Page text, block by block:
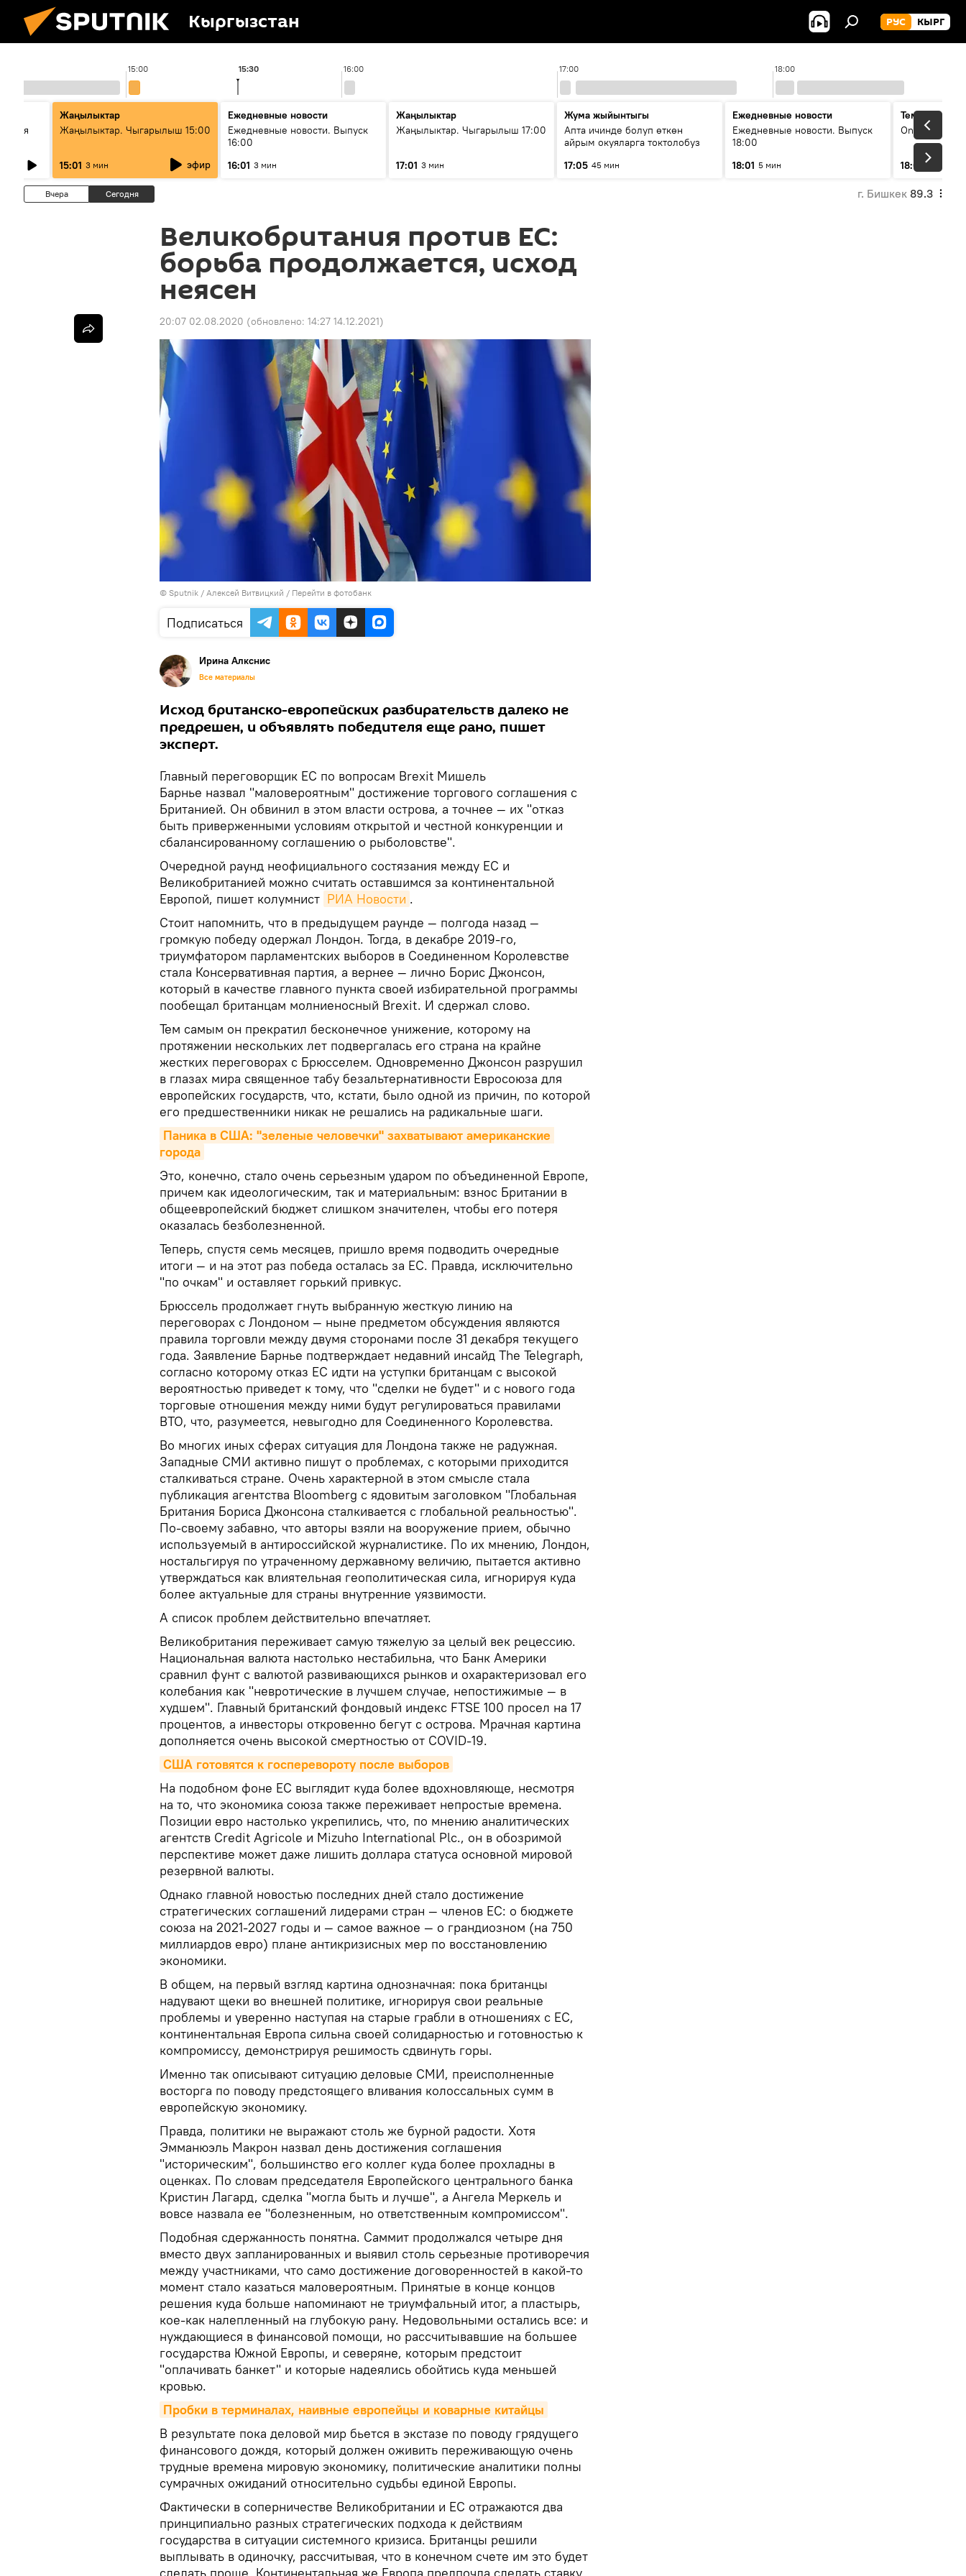
Кыргызстан РУС КЫРГ
15:00 16:00 17:00 18:00
15:30
Жаңылыктар
Жаңылыктар. Чыгарылыш 15:00
15:01 3 мин эфир
Ежедневные новости
Ежедневные новости. Выпуск
16:00
16:01 3 мин
Жаңылыктар
Жаңылыктар. Чыгарылыш 17:00
17:01 3 мин
Жума жыйынтыгы
Апта ичинде болуп өткөн
айрым окуяларга токтолобуз
17:05 45 мин
Ежедневные новости
Ежедневные новости. Выпуск
18:00
18:01 5 мин
Тема дня
On air
18:07
Вчера Сегодня г. Бишкек 89.3
Великобритания против ЕС:
борьба продолжается, исход
неясен
20:07 02.08.2020 (обновлено: 14:27 14.12.2021)
© Sputnik / Алексей Витвицкий / Перейти в фотобанк
Подписаться
Ирина Алкснис
Все материалы
Исход британско-европейских разбирательств далеко не
предрешен, и объявлять победителя еще рано, пишет
эксперт.
Главный переговорщик ЕС по вопросам Brexit Мишель
Барнье назвал "маловероятным" достижение торгового соглашения с
Британией. Он обвинил в этом власти острова, а точнее — их "отказ
быть приверженными условиям открытой и честной конкуренции и
сбалансированному соглашению о рыболовстве".
Очередной раунд неофициального состязания между ЕС и
Великобританией можно считать оставшимся за континентальной
Европой, пишет колумнист РИА Новости .
Стоит напомнить, что в предыдущем раунде — полгода назад —
громкую победу одержал Лондон. Тогда, в декабре 2019-го,
триумфатором парламентских выборов в Соединенном Королевстве
стала Консервативная партия, а вернее — лично Борис Джонсон,
который в качестве главного пункта своей избирательной программы
пообещал британцам молниеносный Brexit. И сдержал слово.
Тем самым он прекратил бесконечное унижение, которому на
протяжении нескольких лет подвергалась его страна на крайне
жестких переговорах с Брюсселем. Одновременно Джонсон разрушил
в глазах мира священное табу безальтернативности Евросоюза для
европейских государств, что, кстати, было одной из причин, по которой
его предшественники никак не решались на радикальные шаги.
Паника в США: "зеленые человечки" захватывают американские
города
Это, конечно, стало очень серьезным ударом по объединенной Европе,
причем как идеологическим, так и материальным: взнос Британии в
общеевропейский бюджет слишком значителен, чтобы его потеря
оказалась безболезненной.
Теперь, спустя семь месяцев, пришло время подводить очередные
итоги — и на этот раз победа осталась за ЕС. Правда, исключительно
"по очкам" и оставляет горький привкус.
Брюссель продолжает гнуть выбранную жесткую линию на
переговорах с Лондоном — ныне предметом обсуждения являются
правила торговли между двумя сторонами после 31 декабря текущего
года. Заявление Барнье подтверждает недавний инсайд The Telegraph,
согласно которому отказ ЕС идти на уступки британцам с высокой
вероятностью приведет к тому, что "сделки не будет" и с нового года
торговые отношения между ними будут регулироваться правилами
ВТО, что, разумеется, невыгодно для Соединенного Королевства.
Во многих иных сферах ситуация для Лондона также не радужная.
Западные СМИ активно пишут о проблемах, с которыми приходится
сталкиваться стране. Очень характерной в этом смысле стала
публикация агентства Bloomberg с ядовитым заголовком "Глобальная
Британия Бориса Джонсона сталкивается с глобальной реальностью".
По-своему забавно, что авторы взяли на вооружение прием, обычно
используемый в антироссийской журналистике. По их мнению, Лондон,
ностальгируя по утраченному державному величию, пытается активно
утверждаться как влиятельная геополитическая сила, игнорируя куда
более актуальные для страны внутренние уязвимости.
А список проблем действительно впечатляет.
Великобритания переживает самую тяжелую за целый век рецессию.
Национальная валюта настолько нестабильна, что Банк Америки
сравнил фунт с валютой развивающихся рынков и охарактеризовал его
колебания как "невротические в лучшем случае, непостижимые — в
худшем". Главный британский фондовый индекс FTSE 100 просел на 17
процентов, а инвесторы откровенно бегут с острова. Мрачная картина
дополняется очень высокой смертностью от COVID-19.
США готовятся к госперевороту после выборов
На подобном фоне ЕС выглядит куда более вдохновляюще, несмотря
на то, что экономика союза также переживает непростые времена.
Позиции евро настолько укрепились, что, по мнению аналитических
агентств Credit Agricole и Mizuho International Plc., он в обозримой
перспективе может даже лишить доллара статуса основной мировой
резервной валюты.
Однако главной новостью последних дней стало достижение
стратегических соглашений лидерами стран — членов ЕС: о бюджете
союза на 2021-2027 годы и — самое важное — о грандиозном (на 750
миллиардов евро) плане антикризисных мер по восстановлению
экономики.
В общем, на первый взгляд картина однозначная: пока британцы
надувают щеки во внешней политике, игнорируя свои реальные
проблемы и уверенно наступая на старые грабли в отношениях с ЕС,
континентальная Европа сильна своей солидарностью и готовностью к
компромиссу, демонстрируя решимость сдвинуть горы.
Именно так описывают ситуацию деловые СМИ, преисполненные
восторга по поводу предстоящего вливания колоссальных сумм в
европейскую экономику.
Правда, политики не выражают столь же бурной радости. Хотя
Эмманюэль Макрон назвал день достижения соглашения
"историческим", большинство его коллег куда более прохладны в
оценках. По словам председателя Европейского центрального банка
Кристин Лагард, сделка "могла быть и лучше", а Ангела Меркель и
вовсе назвала ее "болезненным, но ответственным компромиссом".
Подобная сдержанность понятна. Саммит продолжался четыре дня
вместо двух запланированных и выявил столь серьезные противоречия
между участниками, что само достижение договоренностей в какой-то
момент стало казаться маловероятным. Принятые в конце концов
решения куда больше напоминают не триумфальный итог, а пластырь,
кое-как налепленный на глубокую рану. Недовольными остались все: и
нуждающиеся в финансовой помощи, но рассчитывавшие на большее
государства Южной Европы, и северяне, которым предстоит
"оплачивать банкет" и которые надеялись обойтись куда меньшей
кровью.
Пробки в терминалах, наивные европейцы и коварные китайцы
В результате пока деловой мир бьется в экстазе по поводу грядущего
финансового дождя, который должен оживить переживающую очень
трудные времена мировую экономику, политические аналитики полны
сумрачных ожиданий относительно судьбы единой Европы.
Фактически в соперничестве Великобритании и ЕС отражаются два
принципиально разных стратегических подхода к действиям
государства в ситуации системного кризиса. Британцы решили
выплывать в одиночку, рассчитывая, что в конечном счете им это будет